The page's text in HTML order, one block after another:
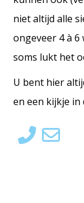
niet altijd alle
ongeveer 4 à
soms lukt het
U bent hier
en een kijkje in